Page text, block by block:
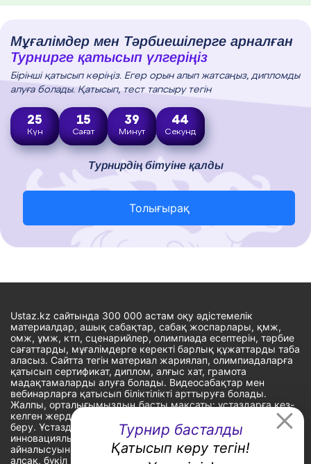
Турнир басталды
Қатысып көру тегін!
Мұғалімдер мен Тәрбиешілерге арналған
Турнирге қатысып үлгеріңіз
Бірінші қатысып көріңіз. Егер орын алып жатсаңыз, дипломды
алуға болады. Қатысып, тест тапсыру тегін
25
Күн
15
Сағат
39
Минут
43
Секунд
Турнирдің бітуіне қалды
Толығырақ
Ustaz.kz сайтында 300 000 астам оқу әдістемелік
материалдар, ашық сабақтар, сабақ жоспарлары, қмж,
омж, ұмж, ктп, сценарийлер, олимпиада есептерін, тәрбие
сағаттарды, мұғалімдерге керекті барлық құжаттарды таба
аласыз. Сайтта тегін материал жариялап, олимпиадаларға
қатысып сертификат, диплом, алғыс хат, грамота
мадақтамаларды алуға болады. Видеосабақтар мен
вебинарларға қатысып біліктілікті арттыруға болады.
Жалпы, орталығымыздың басты мақсаты: ұстаздарға кез-
келген жерде, кез-келген уақытта білім алуына мүмкіндік
беру. Ұстаздардың барлық өзекті мәселелеріне
инновациялық шешім тауып, шығармашылық жұмыспен
айналысуына уақыт сыйлау. «Ұстаздарға сапалы білім бере
алсақ, бүкіл Қазақ еліне білім бере аламыз» - деген